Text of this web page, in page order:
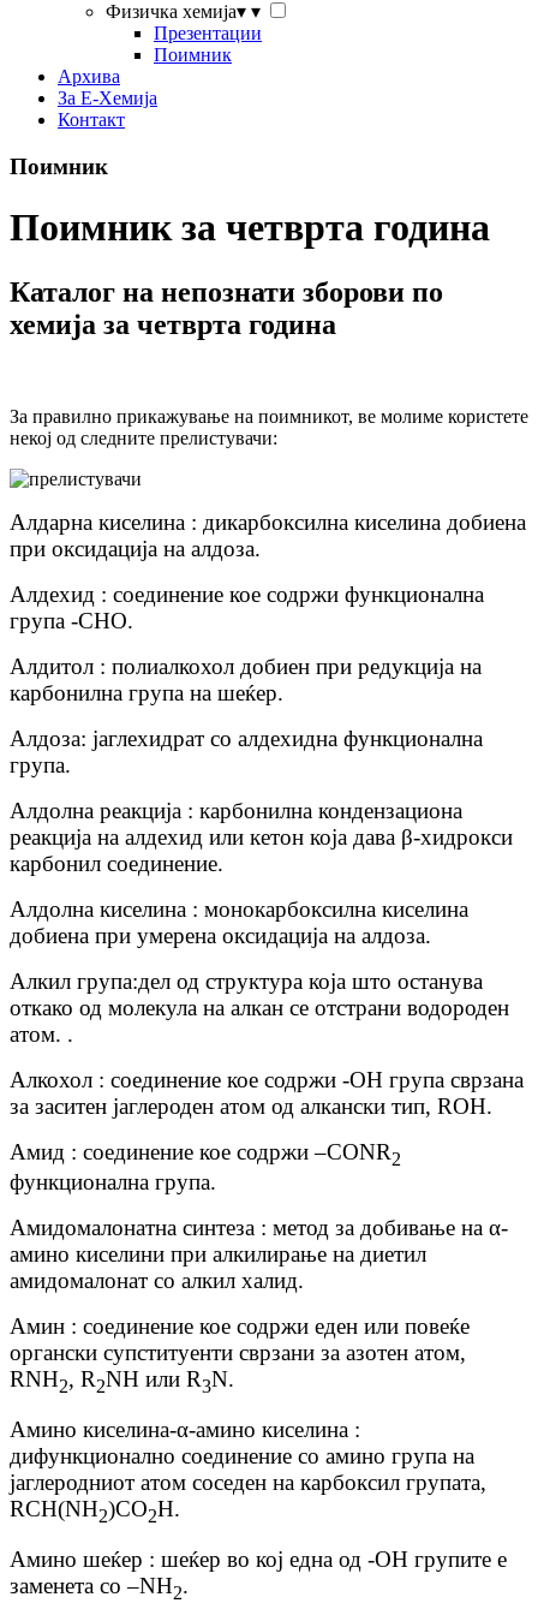
Физичка хемија▾ ▾
Презентации
Поимник
Архива
За Е-Хемија
Контакт
Поимник
Поимник за четврта година
Каталог на непознати зборови по
хемија за четврта година
За правилно прикажување на поимникот, ве молиме користете
некој од следните прелистувачи:
Алдарна киселина : дикарбоксилна киселина добиена
при оксидација на алдоза.
Алдехид : соединение кое содржи функционална
група -CHO.
Алдитол : полиалкохол добиен при редукција на
карбонилна група на шеќер.
Алдоза: јаглехидрат со алдехидна функционална
група.
Алдолна реакција : карбонилна кондензациона
реакција на алдехид или кетон која дава β-хидрокси
карбонил соединение.
Алдолна киселина : монокарбоксилна киселина
добиена при умерена оксидација на алдоза.
Алкил група:дел од структура која што останува
откако од молекула на алкан се отстрани водороден
атом. .
Алкохол : соединение кое содржи -OH група сврзана
за заситен јаглероден атом од алкански тип, ROH.
Амид : соединение кое содржи –CONR2
функционална група.
Амидомалонатна синтеза : метод за добивање на α-
амино киселини при алкилирање на диетил
амидомалонат со алкил халид.
Амин : соединение кое содржи еден или повеќе
органски супституенти сврзани за азотен атом,
RNH2, R2NH или R3N.
Амино киселина-α-амино киселина :
дифункционално соединение со амино група на
јаглеродниот атом соседен на карбоксил групата,
RCH(NH2)CO2H.
Амино шеќер : шеќер во кој една од -OH групите е
заменета со –NH2.